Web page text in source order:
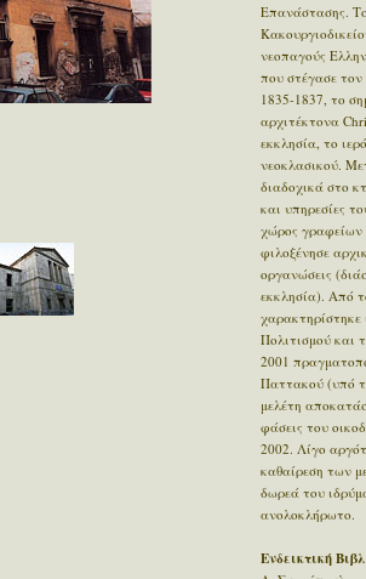
Επανάστασης.
νεοπαγούς
που στέγασε
1835-1837, το
αρχιτέκτονα
εκκλησία, το
νεοκλασικού.
διαδοχικά στο
και υπηρεσίες
χώρος γραφείων
φιλοξένησε
οργανώσεις
εκκλησία). Από
χαρακτηρίστηκε
Πολιτισμού
2001
Παττακού (υπό
μελέτη
φάσεις του
2002. Λίγο
καθαίρεση των
δωρεά του
ανολοκλήρωτο.
Ενδεικτική